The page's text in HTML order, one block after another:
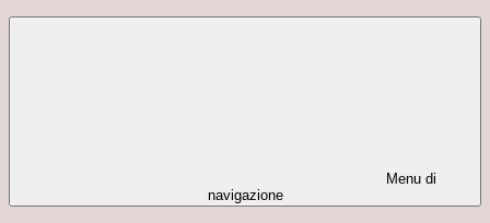
Menu di
navigazione